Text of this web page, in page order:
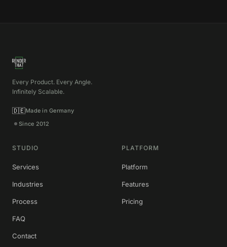
Every Product. Every Angle.
Infinitely Scalable.
🇩🇪Made in Germany
Since 2012
STUDIO
Services
Industries
Process
FAQ
Contact
PLATFORM
Platform
Features
Pricing